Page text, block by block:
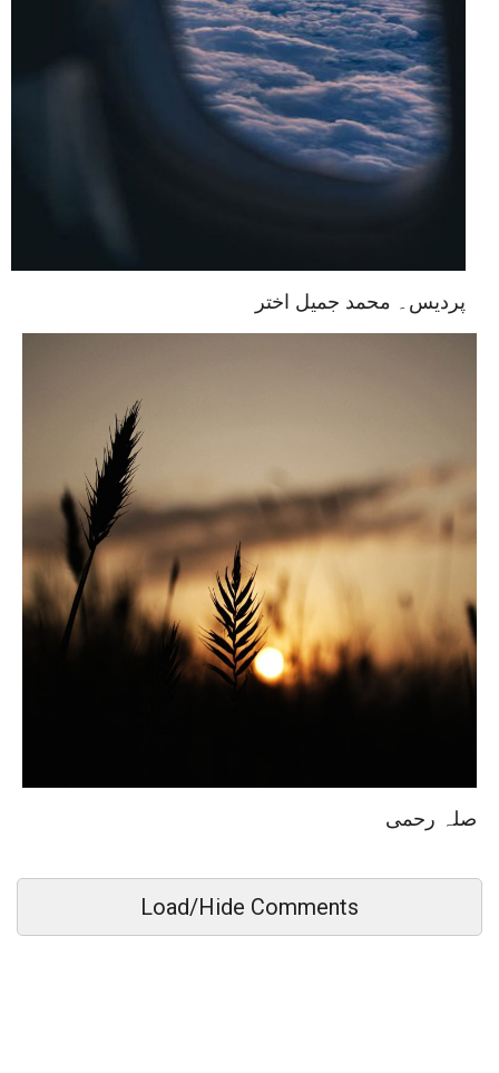
پردیس۔ محمد جمیل اختر
صلہ رحمی
Load/Hide Comments